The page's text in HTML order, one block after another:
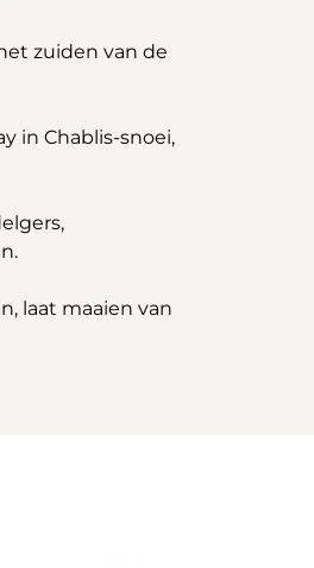
zuiden van de
in Chablis-snoei,
laat maaien van